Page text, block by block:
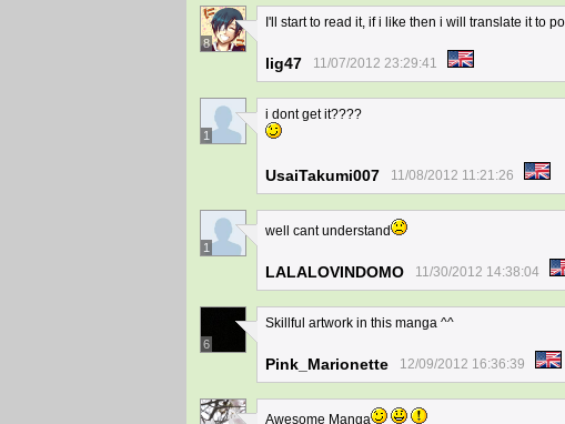
8
I'll start to read it, if i like then i will translate it to
lig47 11/07/2012 23:29:41
1
i dont get it????
UsaiTakumi007 11/08/2012 11:21:26
1
well cant understand
LALALOVINDOMO 11/30/2012 14:38:04
6
Skillful artwork in this manga ^^
Pink_Marionette 12/09/2012 16:36:39
Awesome Manga